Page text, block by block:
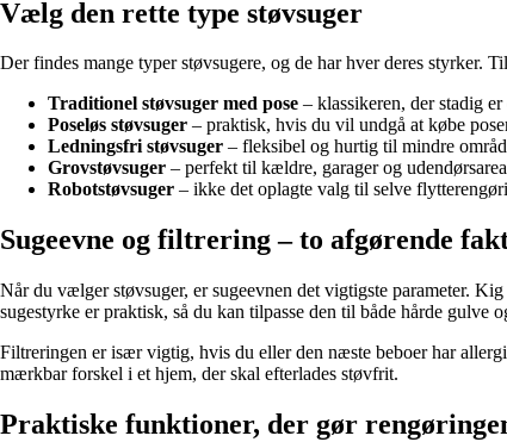
Vælg den rette type støvsuger
Der findes mange typer støvsugere, og de har hver deres styrker.
Traditionel støvsuger med pose – klassikeren, der stadig
Poseløs støvsuger – praktisk, hvis du vil undgå at købe
Ledningsfri støvsuger – fleksibel og hurtig til mindre
Grovstøvsuger – perfekt til kældre, garager og
Robotstøvsuger – ikke det oplagte valg til selve
Sugeevne og filtrering – to afgørende
Når du vælger støvsuger, er sugeevnen det vigtigste parameter.
sugestyrke er praktisk, så du kan tilpasse den til både hårde gulve
Filtreringen er især vigtig, hvis du eller den næste beboer har
mærkbar forskel i et hjem, der skal efterlades støvfrit.
Praktiske funktioner, der gør